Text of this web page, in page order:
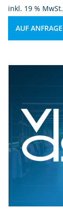
inkl. 19 % MwSt.
AUF ANFRAGE